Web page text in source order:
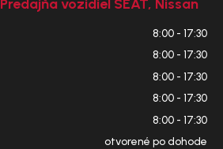
Predajňa vozidiel SEAT, Nissan
8:00 - 17:30
8:00 - 17:30
8:00 - 17:30
8:00 - 17:30
8:00 - 17:30
otvorené po dohode